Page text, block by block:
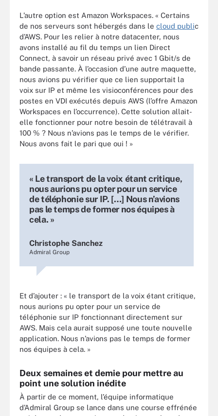
L’autre option est Amazon Workspaces. « Certains
de nos serveurs sont hébergés dans le cloud public
d’AWS. Pour les relier à notre datacenter, nous
avons installé au fil du temps un lien Direct
Connect, à savoir un réseau privé avec 1 Gbit/s de
bande passante. À l’occasion d’une autre maquette,
nous avions pu vérifier que ce lien supportait la
voix sur IP et même les visioconférences pour des
postes en VDI exécutés depuis AWS (l’offre Amazon
Workspaces en l’occurrence). Cette solution allait-
elle fonctionner pour notre besoin de télétravail à
100 % ? Nous n’avions pas le temps de le vérifier.
Nous avons fait le pari que oui ! »
« Le transport de la voix étant critique,
nous aurions pu opter pour un service
de téléphonie sur IP. […] Nous n’avions
pas le temps de former nos équipes à
cela. »
Christophe Sanchez
Admiral Group
Et d’ajouter : « le transport de la voix étant critique,
nous aurions pu opter pour un service de
téléphonie sur IP fonctionnant directement sur
AWS. Mais cela aurait supposé une toute nouvelle
application. Nous n’avions pas le temps de former
nos équipes à cela. »
Deux semaines et demie pour mettre au
point une solution inédite
À partir de ce moment, l’équipe informatique
d’Admiral Group se lance dans une course effrénée